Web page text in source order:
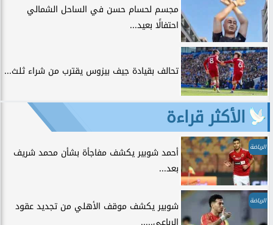
مجسم لحسام حسن في الساحل الشمالي
احتفالًا بعيد...
تحالف بقيادة جيف بيزوس يقترب من شراء ثلث...
الأكثر قراءة
الرياضة
أحمد شوبير يكشف مفاجأة بشأن محمد شريف
بعد...
الرياضة
شوبير يكشف موقف الأهلي من تجديد عقود